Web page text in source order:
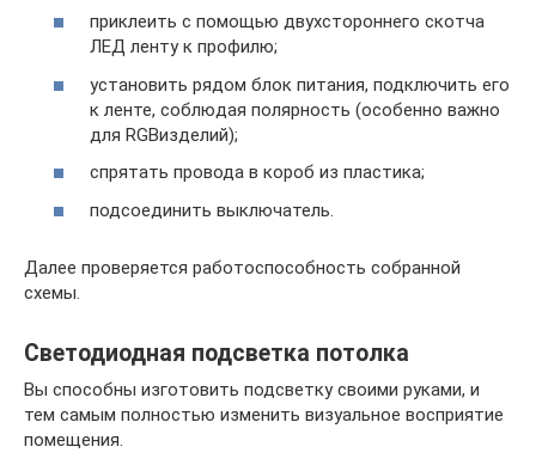
приклеить с помощью двухстороннего скотча
ЛЕД ленту к профилю;
установить рядом блок питания, подключить его
к ленте, соблюдая полярность (особенно важно
для RGBизделий);
спрятать провода в короб из пластика;
подсоединить выключатель.
Далее проверяется работоспособность собранной
схемы.
Светодиодная подсветка потолка
Вы способны изготовить подсветку своими руками, и
тем самым полностью изменить визуальное восприятие
помещения.